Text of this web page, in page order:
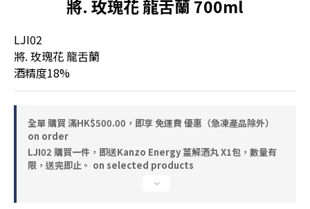
將. 玫瑰花 龍舌蘭 700ml
LJI02
將. 玫瑰花 龍舌蘭
酒精度18%
全單 購買 滿HK$500.00，即享 免運費 優惠（急凍產品除外）
on order
LJI02 購買一件，即送Kanzo Energy 薑解酒丸 X1包，數量有
限，送完即止。 on selected products